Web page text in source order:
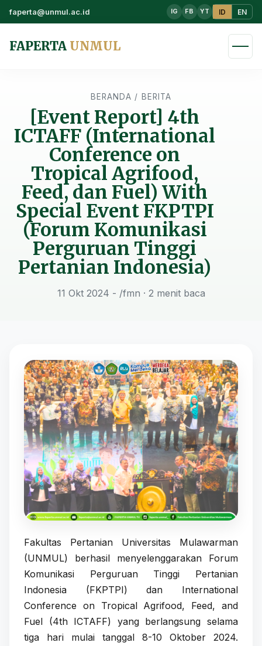
faperta@unmul.ac.id IG FB YT ID EN
FAPERTA UNMUL
BERANDA / BERITA
[Event Report] 4th
ICTAFF (International
Conference on
Tropical Agrifood,
Feed, dan Fuel) With
Special Event FKPTPI
(Forum Komunikasi
Perguruan Tinggi
Pertanian Indonesia)
11 Okt 2024 - /fmn · 2 menit baca
Fakultas Pertanian Universitas Mulawarman
(UNMUL) berhasil menyelenggarakan Forum
Komunikasi Perguruan Tinggi Pertanian
Indonesia (FKPTPI) dan International
Conference on Tropical Agrifood, Feed, and
Fuel (4th ICTAFF) yang berlangsung selama
tiga hari mulai tanggal 8-10 Oktober 2024.